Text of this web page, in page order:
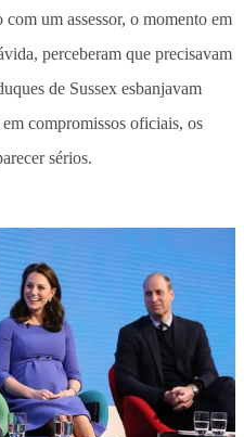
com um assessor, o momento em
perceberam que precisavam
de Sussex esbanjavam
compromissos oficiais, os
sérios.